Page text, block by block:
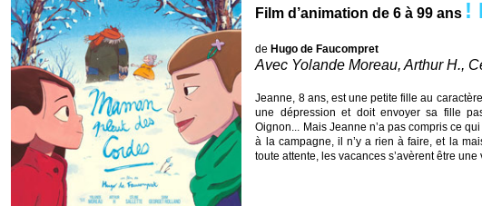
Film d’animation de 6 à 99 ans !
deHugo de Faucompret
Avec Yolande Moreau, Arthur H.,
Jeanne, 8 ans, est une petite fille au
une dépression et doit envoyer sa fille
Oignon... Mais Jeanne n’a pas compris ce
à la campagne, il n’y a rien à faire, et la
toute attente, les vacances s’avèrent être une